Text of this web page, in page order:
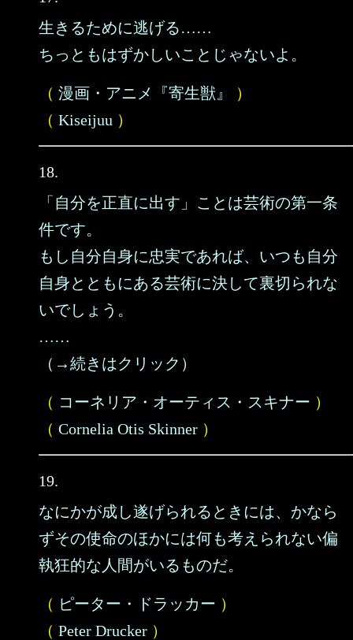
生きるために逃げる……
ちっともはずかしいことじゃないよ。
（ 漫画・アニメ『寄生獣』
）
（ Kiseijuu ）
18.
「自分を正直に出す」ことは芸術の第一条
件です。
もし自分自身に忠実であれば、いつも自分
自身とともにある芸術に決して裏切られな
いでしょう。
……
（→続きはクリック）
（ コーネリア・オーティス・スキナー ）
（ Cornelia Otis Skinner ）
19.
なにかが成し遂げられるときには、かなら
ずその使命のほかには何も考えられない偏
執狂的な人間がいるものだ。
（ ピーター・ドラッカー ）
（ Peter Drucker ）